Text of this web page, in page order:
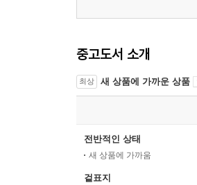
중고도서 소개
최상 새 상품에 가까운 상품
전반적인 상태
새 상품에 가까움
겉표지